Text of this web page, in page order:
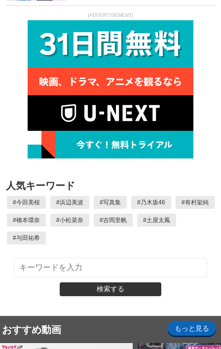
[ADVERTISEMENT]
人気キーワード
#今田美桜 #浜辺美波 #写真集 #乃木坂46 #有村架純
#橋本環奈 #小松菜奈 #吉岡里帆 #土屋太鳳
#与田祐希
検索する
おすすめ動画 もっと見る